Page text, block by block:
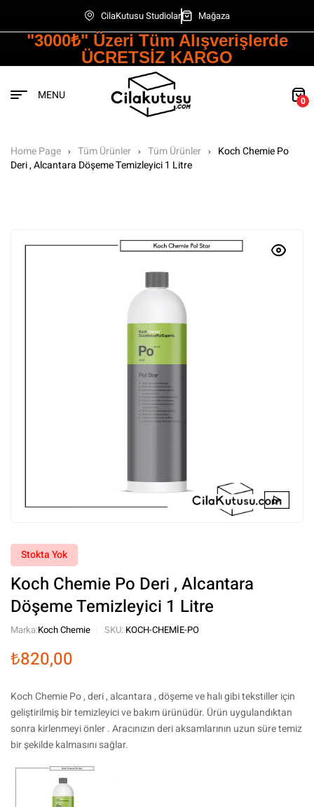
CilaKutusu Studiolar Mağaza
"3000₺" Üzeri Tüm Alışverişlerde
ÜCRETSİZ KARGO
MENU 0
Home Page Tüm Ürünler Tüm Ürünler
Koch Chemie Po
Deri , Alcantara Döşeme Temizleyici 1 Litre
Stokta Yok
Koch Chemie Po Deri , Alcantara
Döşeme Temizleyici 1 Litre
Marka:Koch Chemie SKU: KOCH-CHEMIE-PO
₺820,00
Koch Chemie Po , deri , alcantara , döşeme ve halı gibi tekstiller için
geliştirilmiş bir temizleyici ve bakım ürünüdür. Ürün uygulandıktan
sonra kirlenmeyi önler . Aracınızın deri aksamlarının uzun süre temiz
bir şekilde kalmasını sağlar.